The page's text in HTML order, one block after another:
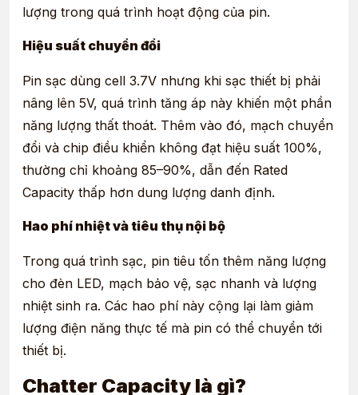
lượng trong quá trình hoạt động của pin.
Hiệu suất chuyển đổi
Pin sạc dùng cell 3.7V nhưng khi sạc thiết bị phải
nâng lên 5V, quá trình tăng áp này khiến một phần
năng lượng thất thoát. Thêm vào đó, mạch chuyển
đổi và chip điều khiển không đạt hiệu suất 100%,
thường chỉ khoảng 85–90%, dẫn đến Rated
Capacity thấp hơn dung lượng danh định.
Hao phí nhiệt và tiêu thụ nội bộ
Trong quá trình sạc, pin tiêu tốn thêm năng lượng
cho đèn LED, mạch bảo vệ, sạc nhanh và lượng
nhiệt sinh ra. Các hao phí này cộng lại làm giảm
lượng điện năng thực tế mà pin có thể chuyển tới
thiết bị.
Chatter Capacity là gì?